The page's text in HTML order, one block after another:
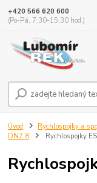
+420 566 620 600
(Po-Pá, 7:30-15:30 hod.)
Úvod Rychlospojky a
DN7.8
Rychlospojky